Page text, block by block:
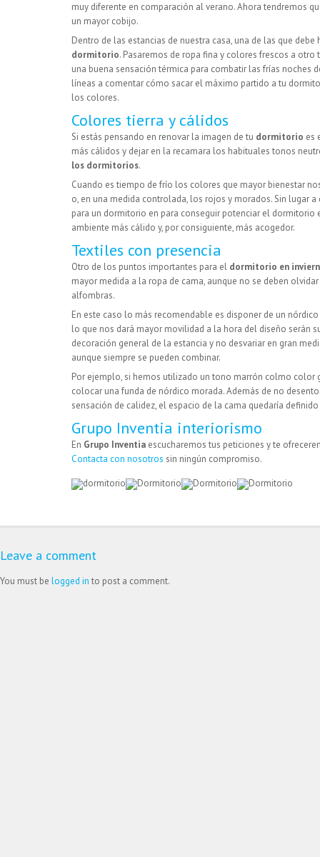
muy diferente en comparación al verano. Ahora tendremos
un mayor cobijo.
Dentro de las estancias de nuestra casa, una de las que
dormitorio. Pasaremos de ropa fina y colores frescos a
una buena sensación térmica para combatir las frías noches
líneas a comentar cómo sacar el máximo partido a tu
los colores.
Colores tierra y cálidos
Si estás pensando en renovar la imagen de tu dormitorio es
más cálidos y dejar en la recamara los habituales tonos
los dormitorios.
Cuando es tiempo de frío los colores que mayor bienestar
o, en una medida controlada, los rojos y morados. Sin lugar
para un dormitorio en para conseguir potenciar el dormitorio
ambiente más cálido y, por consiguiente, más acogedor.
Textiles con presencia
Otro de los puntos importantes para el dormitorio en
mayor medida a la ropa de cama, aunque no se deben
alfombras.
En este caso lo más recomendable es disponer de un
lo que nos dará mayor movilidad a la hora del diseño serán
decoración general de la estancia y no desvariar en gran
aunque siempre se pueden combinar.
Por ejemplo, si hemos utilizado un tono marrón colmo color
colocar una funda de nórdico morada. Además de no
sensación de calidez, el espacio de la cama quedaría
Grupo Inventia interiorismo
En Grupo Inventia escucharemos tus peticiones y te
Contacta con nosotros sin ningún compromiso.
Leave a comment
You must be logged in to post a comment.